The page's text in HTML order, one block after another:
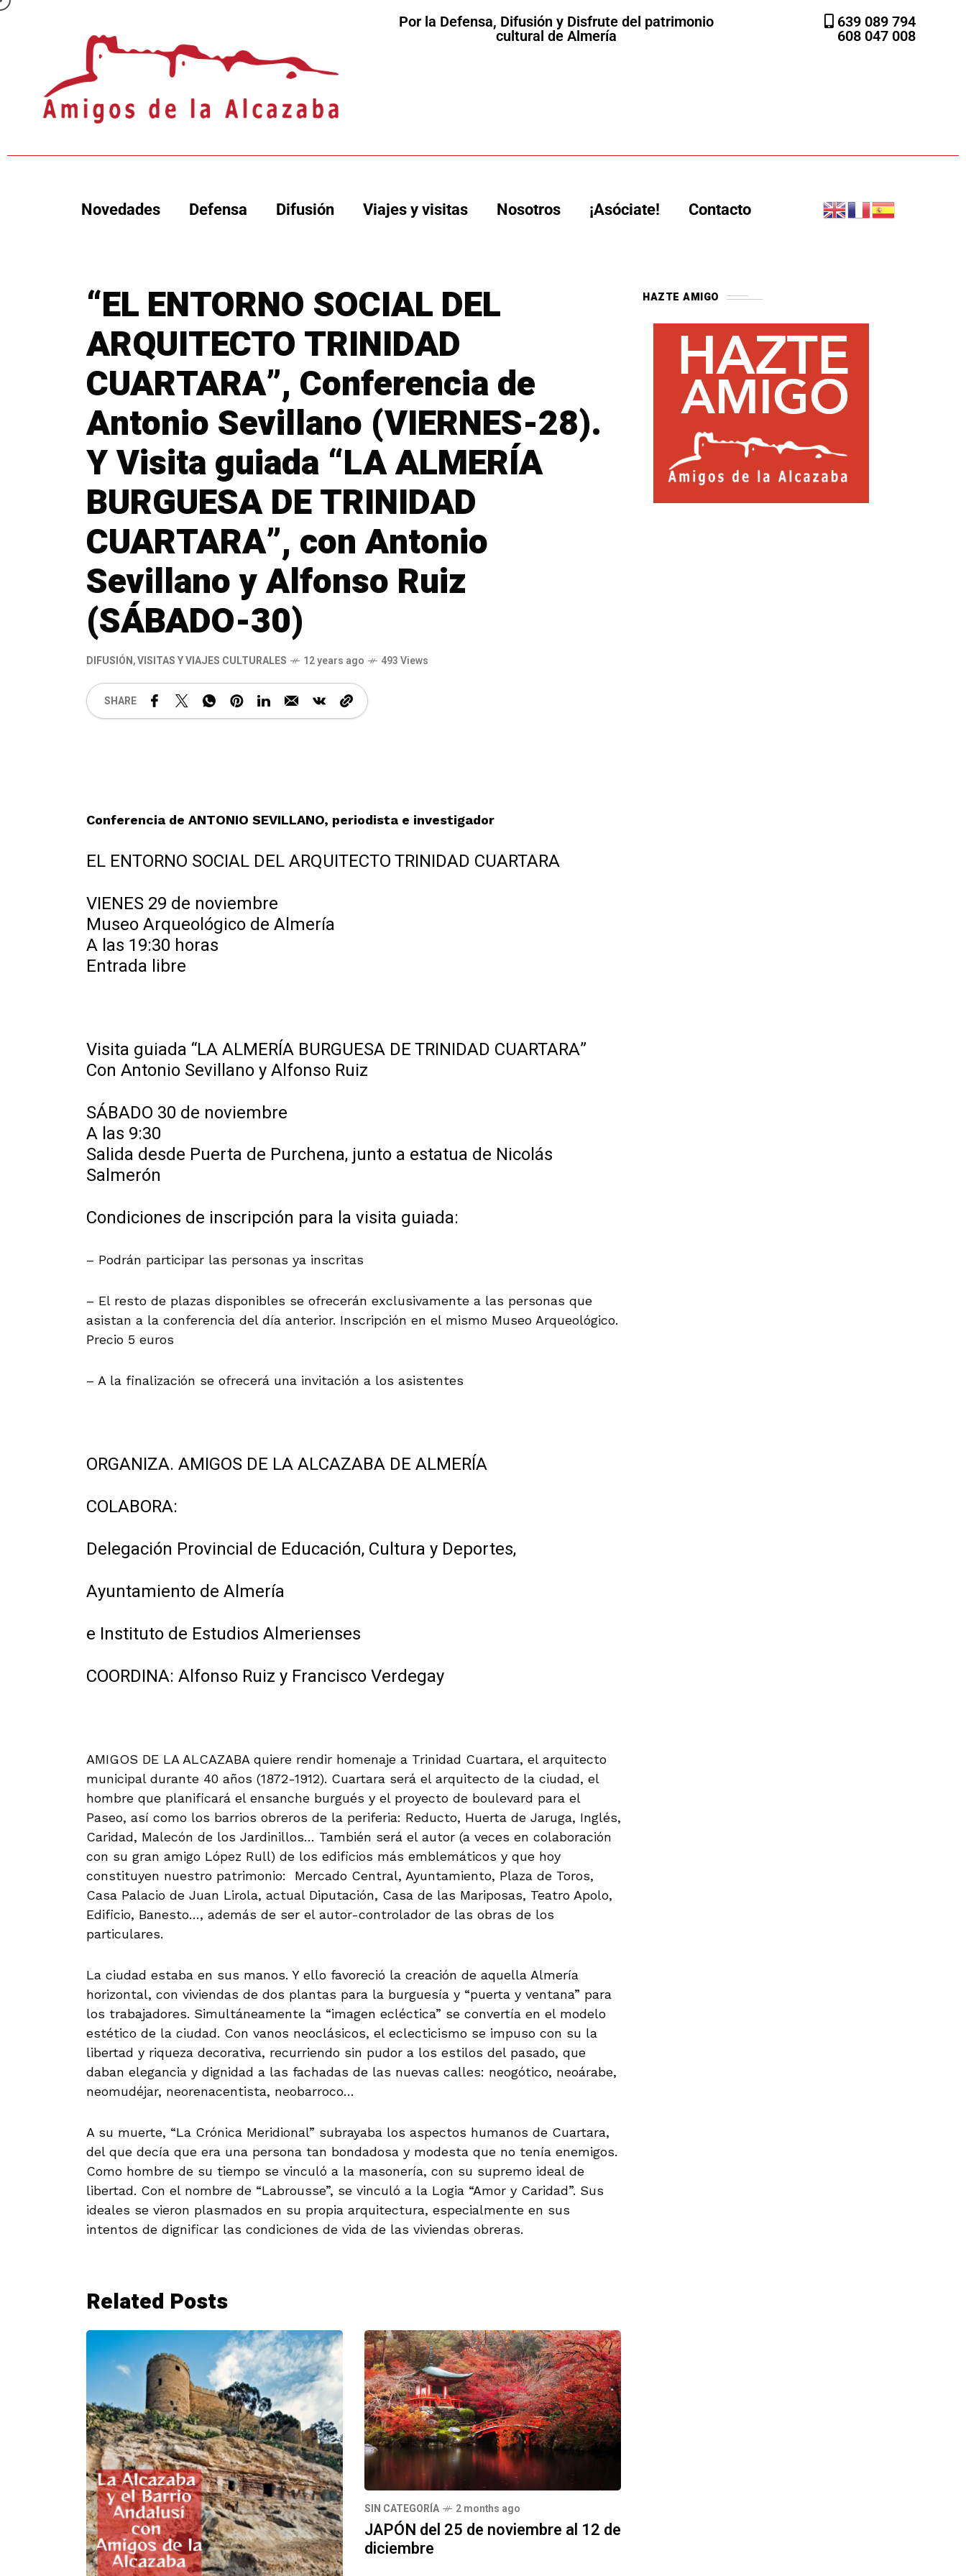
Por la Defensa, Difusión y Disfrute del patrimonio
cultural de Almería
639 089 794
608 047 008
Novedades Defensa Difusión Viajes y visitas Nosotros ¡Asóciate! Contacto
“EL ENTORNO SOCIAL DEL
ARQUITECTO TRINIDAD
CUARTARA”, Conferencia de
Antonio Sevillano (VIERNES-28).
Y Visita guiada “LA ALMERÍA
BURGUESA DE TRINIDAD
CUARTARA”, con Antonio
Sevillano y Alfonso Ruiz
(SÁBADO-30)
DIFUSIÓN,VISITAS Y VIAJES CULTURALES 12 years ago 493 Views
SHARE
Conferencia de ANTONIO SEVILLANO, periodista e investigador
EL ENTORNO SOCIAL DEL ARQUITECTO TRINIDAD CUARTARA
VIENES 29 de noviembre
Museo Arqueológico de Almería
A las 19:30 horas
Entrada libre
Visita guiada “LA ALMERÍA BURGUESA DE TRINIDAD CUARTARA”
Con Antonio Sevillano y Alfonso Ruiz
SÁBADO 30 de noviembre
A las 9:30
Salida desde Puerta de Purchena, junto a estatua de Nicolás
Salmerón
Condiciones de inscripción para la visita guiada:
– Podrán participar las personas ya inscritas
– El resto de plazas disponibles se ofrecerán exclusivamente a las personas que
asistan a la conferencia del día anterior. Inscripción en el mismo Museo Arqueológico.
Precio 5 euros
– A la finalización se ofrecerá una invitación a los asistentes
ORGANIZA. AMIGOS DE LA ALCAZABA DE ALMERÍA
COLABORA:
Delegación Provincial de Educación, Cultura y Deportes,
Ayuntamiento de Almería
e Instituto de Estudios Almerienses
COORDINA: Alfonso Ruiz y Francisco Verdegay
AMIGOS DE LA ALCAZABA quiere rendir homenaje a Trinidad Cuartara, el arquitecto
municipal durante 40 años (1872-1912). Cuartara será el arquitecto de la ciudad, el
hombre que planificará el ensanche burgués y el proyecto de boulevard para el
Paseo, así como los barrios obreros de la periferia: Reducto, Huerta de Jaruga, Inglés,
Caridad, Malecón de los Jardinillos… También será el autor (a veces en colaboración
con su gran amigo López Rull) de los edificios más emblemáticos y que hoy
constituyen nuestro patrimonio: Mercado Central, Ayuntamiento, Plaza de Toros,
Casa Palacio de Juan Lirola, actual Diputación, Casa de las Mariposas, Teatro Apolo,
Edificio, Banesto…, además de ser el autor-controlador de las obras de los
particulares.
La ciudad estaba en sus manos. Y ello favoreció la creación de aquella Almería
horizontal, con viviendas de dos plantas para la burguesía y “puerta y ventana” para
los trabajadores. Simultáneamente la “imagen ecléctica” se convertía en el modelo
estético de la ciudad. Con vanos neoclásicos, el eclecticismo se impuso con su la
libertad y riqueza decorativa, recurriendo sin pudor a los estilos del pasado, que
daban elegancia y dignidad a las fachadas de las nuevas calles: neogótico, neoárabe,
neomudéjar, neorenacentista, neobarroco…
A su muerte, “La Crónica Meridional” subrayaba los aspectos humanos de Cuartara,
del que decía que era una persona tan bondadosa y modesta que no tenía enemigos.
Como hombre de su tiempo se vinculó a la masonería, con su supremo ideal de
libertad. Con el nombre de “Labrousse”, se vinculó a la Logia “Amor y Caridad”. Sus
ideales se vieron plasmados en su propia arquitectura, especialmente en sus
intentos de dignificar las condiciones de vida de las viviendas obreras.
Related Posts
SIN CATEGORÍA 2 months ago
JAPÓN del 25 de noviembre al 12 de
diciembre
HAZTE AMIGO